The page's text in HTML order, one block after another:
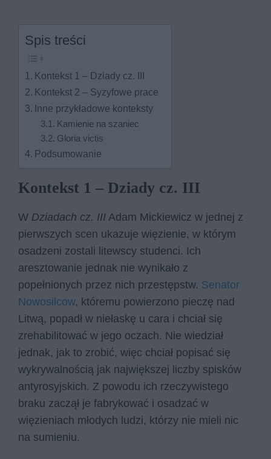
Spis treści
Kontekst 1 – Dziady cz. III
Kontekst 2 – Syzyfowe prace
Inne przykładowe konteksty
Kamienie na szaniec
Gloria victis
Podsumowanie
Kontekst 1 – Dziady cz. III
W Dziadach cz. III Adam Mickiewicz w jednej z
pierwszych scen ukazuje więzienie, w którym
osadzeni zostali litewscy studenci. Ich
aresztowanie jednak nie wynikało z
popełnionych przez nich przestępstw. Senator
Nowosilcow, któremu powierzono pieczę nad
Litwą, popadł w niełaskę u cara i chciał się
zrehabilitować w jego oczach. Nie wiedział
jednak, jak to zrobić, więc chciał popisać się
wykrywalnością jak największej liczby spisków
antyrosyjskich. Z powodu ich rzeczywistego
braku zaczął je fabrykować i osadzać w
więzieniach młodych ludzi, którzy nie mieli nic
na sumieniu.